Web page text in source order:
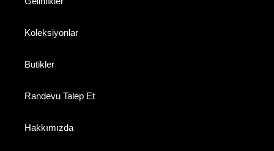
Koleksiyonlar
Butikler
Randevu Talep Et
Hakkımızda